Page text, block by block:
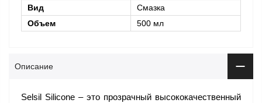
Вид
Смазка
Объем
500 мл
Описание
Selsil Silicone – это прозрачный высококачественный